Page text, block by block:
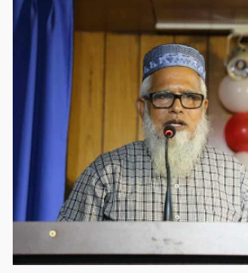
নবীনবরণ - ২০২৫